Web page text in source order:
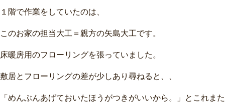
１階で作業をしていたのは、
このお家の担当大工＝親方の矢島大工です。
床暖房用のフローリングを張っていました。
敷居とフローリングの差が少しあり尋ねると、、
「めんぶんあげておいたほうがつきがいいから。」とこれまた